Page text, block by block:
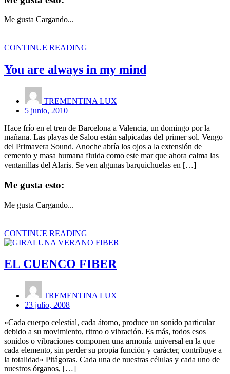
Me gusta Cargando...
CONTINUE READING
You are always in my mind
TREMENTINA LUX
5 junio, 2010
Hace frío en el tren de Barcelona a Valencia, un domingo por la
mañana. Las playas de Salou están salpicadas del primer sol. Vengo
del Primavera Sound. Anoche abría los ojos a la extensión de
cemento y masa humana fluida como este mar que ahora calma las
ventanillas del Alaris. Se ven algunas barquichuelas en […]
Me gusta esto:
Me gusta Cargando...
CONTINUE READING
EL CUENCO FIBER
TREMENTINA LUX
23 julio, 2008
«Cada cuerpo celestial, cada átomo, produce un sonido particular
debido a su movimiento, ritmo o vibración. Es más, todos esos
sonidos o vibraciones componen una armonía universal en la que
cada elemento, sin perder su propia función y carácter, contribuye a
la totalidad» Pitágoras. Cada una de nuestras células y cada uno de
nuestros órganos, […]